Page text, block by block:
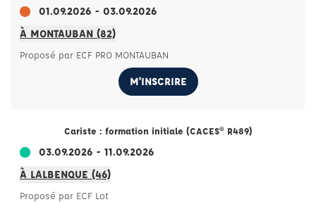
01.09.2026 - 03.09.2026
À MONTAUBAN (82)
Proposé par ECF PRO MONTAUBAN
M'INSCRIRE
Cariste : formation initiale (CACES® R489)
03.09.2026 - 11.09.2026
À LALBENQUE (46)
Proposé par ECF Lot